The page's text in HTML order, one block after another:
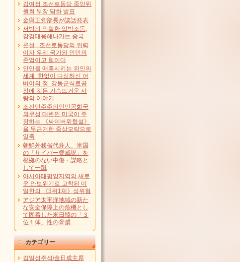
김여정 조선로동당 중앙위
원회 부장 담화 발표
金與正党部長が談話発表
서방의 악랄한 압박소동,
강경대응해나가는 중국
론설 : 조선로동당의 위력
이자 우리 국가와 인민의
존엄이고 힘이다
인민을 매혹시키는 위인의
세계 한없이 다심하신 어
버이의 정 강동군식료공
장에 깃든 가슴뜨거운 사
랑의 이야기
조선민주주의인민공화국
외무성 대변인 미국이 주
장하는 《싸이버위협설》
을 무근거한 중상모략으로
일축
朝鮮外務省代弁人、米国
の「サイバー脅威説」を
根拠のない中傷・謀略と
して一蹴
아시아태평양지역의 새로
운 안보위기로 고착된 미
일한의 《3위1체》성위협
アジア太平洋地域の新た
な安全保障上の危機とし
て固着した米日韓の「３
位１体」性の脅威
カテゴリー
김일성주석/金日成主席